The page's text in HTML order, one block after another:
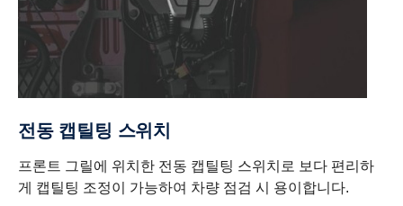
전동 캡틸팅 스위치
프론트 그릴에 위치한 전동 캡틸팅 스위치로 보다 편리하
게 캡틸팅 조정이 가능하여 차량 점검 시 용이합니다.